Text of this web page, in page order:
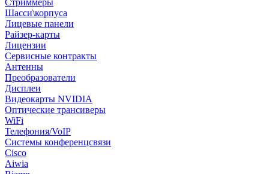
Стриммеры
Шасси\корпуса
Лицевые панели
Райзер-карты
Лицензии
Сервисные контракты
Антенны
Преобразователи
Дисплеи
Видеокарты NVIDIA
Оптические трансиверы
WiFi
Телефония/VoIP
Системы конференцсвязи
Cisco
Aiwia